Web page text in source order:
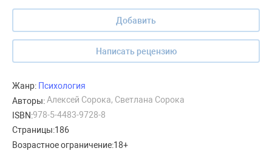
Добавить
Написать рецензию
Жанр: Психология
Авторы:Алексей Сорока, Светлана Сорока
ISBN:978-5-4483-9728-8
Страницы:186
Возрастное ограничение:18+